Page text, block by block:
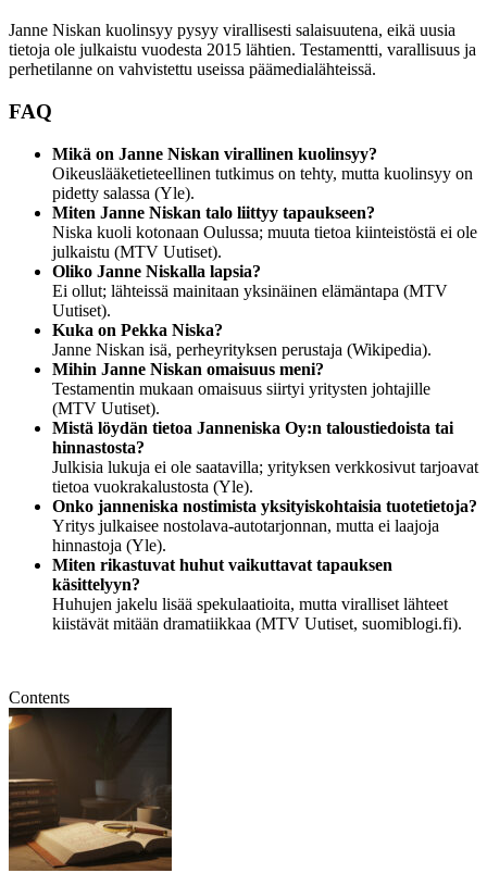
Janne Niskan kuolinsyy pysyy virallisesti salaisuutena, eikä uusia
tietoja ole julkaistu vuodesta 2015 lähtien. Testamentti, varallisuus ja
perhetilanne on vahvistettu useissa päämedialähteissä.
FAQ
Mikä on Janne Niskan virallinen kuolinsyy?
Oikeuslääketieteellinen tutkimus on tehty, mutta kuolinsyy on
pidetty salassa (Yle).
Miten Janne Niskan talo liittyy tapaukseen?
Niska kuoli kotonaan Oulussa; muuta tietoa kiinteistöstä ei ole
julkaistu (MTV Uutiset).
Oliko Janne Niskalla lapsia?
Ei ollut; lähteissä mainitaan yksinäinen elämäntapa (MTV
Uutiset).
Kuka on Pekka Niska?
Janne Niskan isä, perheyrityksen perustaja (Wikipedia).
Mihin Janne Niskan omaisuus meni?
Testamentin mukaan omaisuus siirtyi yritysten johtajille
(MTV Uutiset).
Mistä löydän tietoa Janneniska Oy:n taloustiedoista tai
hinnastosta?
Julkisia lukuja ei ole saatavilla; yrityksen verkkosivut tarjoavat
tietoa vuokrakalustosta (Yle).
Onko janneniska nostimista yksityiskohtaisia tuotetietoja?
Yritys julkaisee nostolava-autotarjonnan, mutta ei laajoja
hinnastoja (Yle).
Miten rikastuvat huhut vaikuttavat tapauksen
käsittelyyn?
Huhujen jakelu lisää spekulaatioita, mutta viralliset lähteet
kiistävät mitään dramatiikkaa (MTV Uutiset, suomiblogi.fi).
Contents